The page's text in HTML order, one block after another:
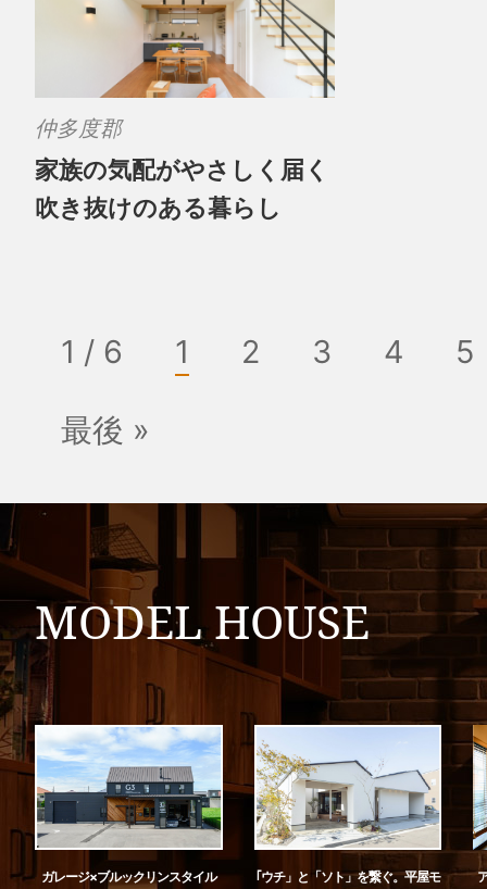
仲多度郡
家族の気配がやさしく届く
吹き抜けのある暮らし
1 / 6 1 2 3 4 5
最後 »
MODEL HOUSE
ガレージ×ブルックリンスタイル ｢ウチ」と「ソト」を繋ぐ。平屋モ